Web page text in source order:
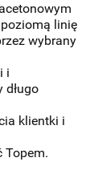
linię
wybrany
i
długo
klientki i
Topem.